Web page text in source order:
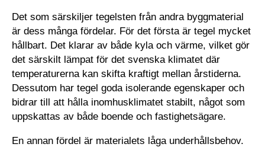
Det som särskiljer tegelsten från andra byggmaterial
är dess många fördelar. För det första är tegel mycket
hållbart. Det klarar av både kyla och värme, vilket gör
det särskilt lämpat för det svenska klimatet där
temperaturerna kan skifta kraftigt mellan årstiderna.
Dessutom har tegel goda isolerande egenskaper och
bidrar till att hålla inomhusklimatet stabilt, något som
uppskattas av både boende och fastighetsägare.
En annan fördel är materialets låga underhållsbehov.